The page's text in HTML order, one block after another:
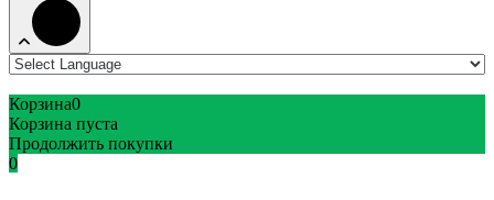
Корзина0
Корзина пуста
Продолжить покупки
0